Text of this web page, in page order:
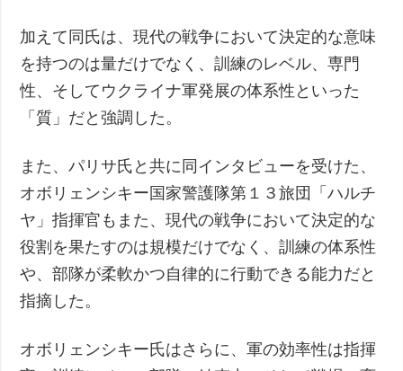
加えて同氏は、現代の戦争において決定的な意味
を持つのは量だけでなく、訓練のレベル、専門
性、そしてウクライナ軍発展の体系性といった
「質」だと強調した。
また、パリサ氏と共に同インタビューを受けた、
オボリェンシキー国家警護隊第１３旅団「ハルチ
ヤ」指揮官もまた、現代の戦争において決定的な
役割を果たすのは規模だけでなく、訓練の体系性
や、部隊が柔軟かつ自律的に行動できる能力だと
指摘した。
オボリェンシキー氏はさらに、軍の効率性は指揮